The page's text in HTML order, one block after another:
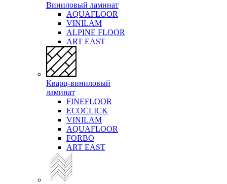
Виниловый ламинат
AQUAFLOOR
VINILAM
ALPINE FLOOR
ART EAST
Кварц-виниловый
ламинат
FINEFLOOR
ECOCLICK
VINILAM
AQUAFLOOR
FORBO
ART EAST